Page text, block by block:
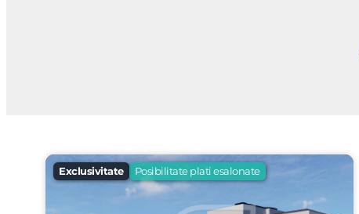
Exclusivitate Posibilitate plati esalonate